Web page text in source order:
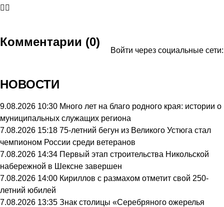
Комментарии (0)
Войти через социальные сети:
НОВОСТИ
9.08.2026 10:30 Много лет на благо родного края: истории о
муниципальных служащих региона
7.08.2026 15:18 75-летний бегун из Великого Устюга стал
чемпионом России среди ветеранов
7.08.2026 14:34 Первый этап строительства Никольской
набережной в Шексне завершен
7.08.2026 14:00 Кириллов с размахом отметит свой 250-
летний юбилей
7.08.2026 13:35 Знак столицы «Серебряного ожерелья